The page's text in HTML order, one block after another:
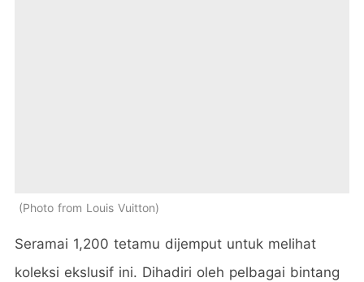
Photo from Louis Vuitton
Seramai 1,200 tetamu dijemput untuk melihat
koleksi ekslusif ini. Dihadiri oleh pelbagai bintang